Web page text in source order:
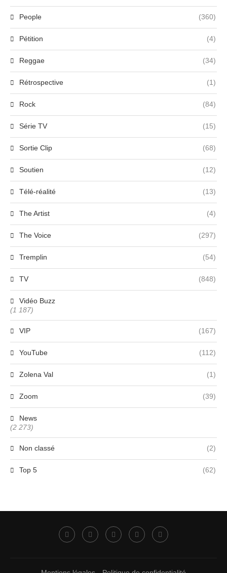
People (360)
Pétition (4)
Reggae (34)
Rétrospective (1)
Rock (84)
Série TV (15)
Sortie Clip (68)
Soutien (12)
Télé-réalité (13)
The Artist (4)
The Voice (297)
Tremplin (54)
TV (848)
Vidéo Buzz
(1 187)
VIP (167)
YouTube (112)
Zolena Val (1)
Zoom (39)
News
(2 273)
Non classé (2)
Top 5 (62)